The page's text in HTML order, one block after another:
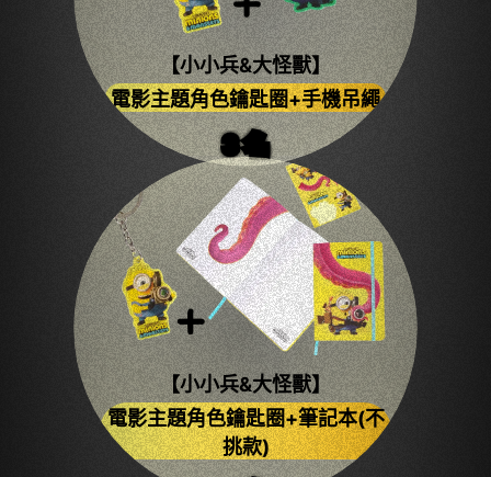
【小小兵&大怪獸】
電影主題角色鑰匙圈+手機吊繩
3名
【小小兵&大怪獸】
電影主題角色鑰匙圈+筆記本(不
挑款)